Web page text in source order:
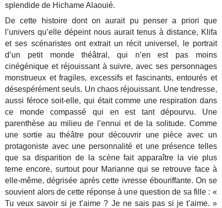
splendide de Hichame Alaouié.
De cette histoire dont on aurait pu penser a priori que
l’univers qu’elle dépeint nous aurait tenus à distance, Klifa
et ses scénaristes ont extrait un récit universel, le portrait
d’un petit monde théâtral, qui n’en est pas moins
cinégénique et réjouissant à suivre, avec ses personnages
monstrueux et fragiles, excessifs et fascinants, entourés et
désespérément seuls. Un chaos réjouissant. Une tendresse,
aussi féroce soit-elle, qui était comme une respiration dans
ce monde compassé qui en est tant dépourvu. Une
parenthèse au milieu de l’ennui et de la solitude. Comme
une sortie au théâtre pour découvrir une pièce avec un
protagoniste avec une personnalité et une présence telles
que sa disparition de la scène fait apparaître la vie plus
terne encore, surtout pour Marianne qui se retrouve face à
elle-même, dégrisée après cette ivresse ébouriffante. On se
souvient alors de cette réponse à une question de sa fille : «
Tu veux savoir si je t’aime ? Je ne sais pas si je t’aime. »